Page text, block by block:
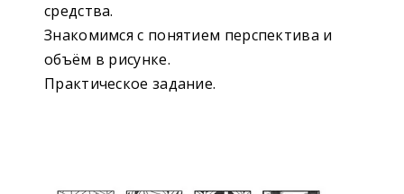
средства.
Знакомимся с понятием перспектива и
объём в рисунке.
Практическое задание.